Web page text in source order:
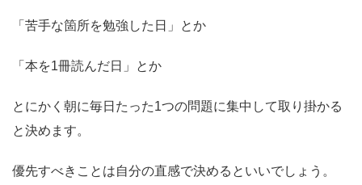
「苦手な箇所を勉強した日」とか
「本を1冊読んだ日」とか
とにかく朝に毎日たった1つの問題に集中して取り掛かる
と決めます。
優先すべきことは自分の直感で決めるといいでしょう。